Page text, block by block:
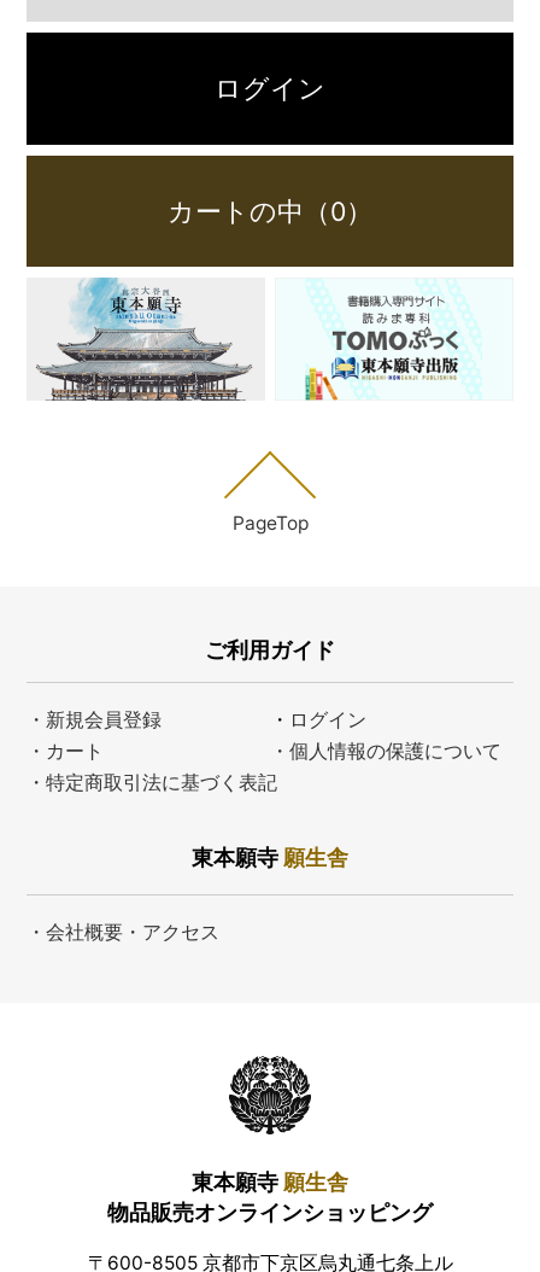
ログイン
カートの中（0）
PageTop
ご利用ガイド
・新規会員登録 ・ ログイン
・カート
・個人情報の保護について
・特定商取引法に基づく表記
東本願寺 願生舎
・会社概要・アクセス
東本願寺願生舎
物品販売オンラインショッピング
〒600-8505 京都市下京区烏丸通七条上ル